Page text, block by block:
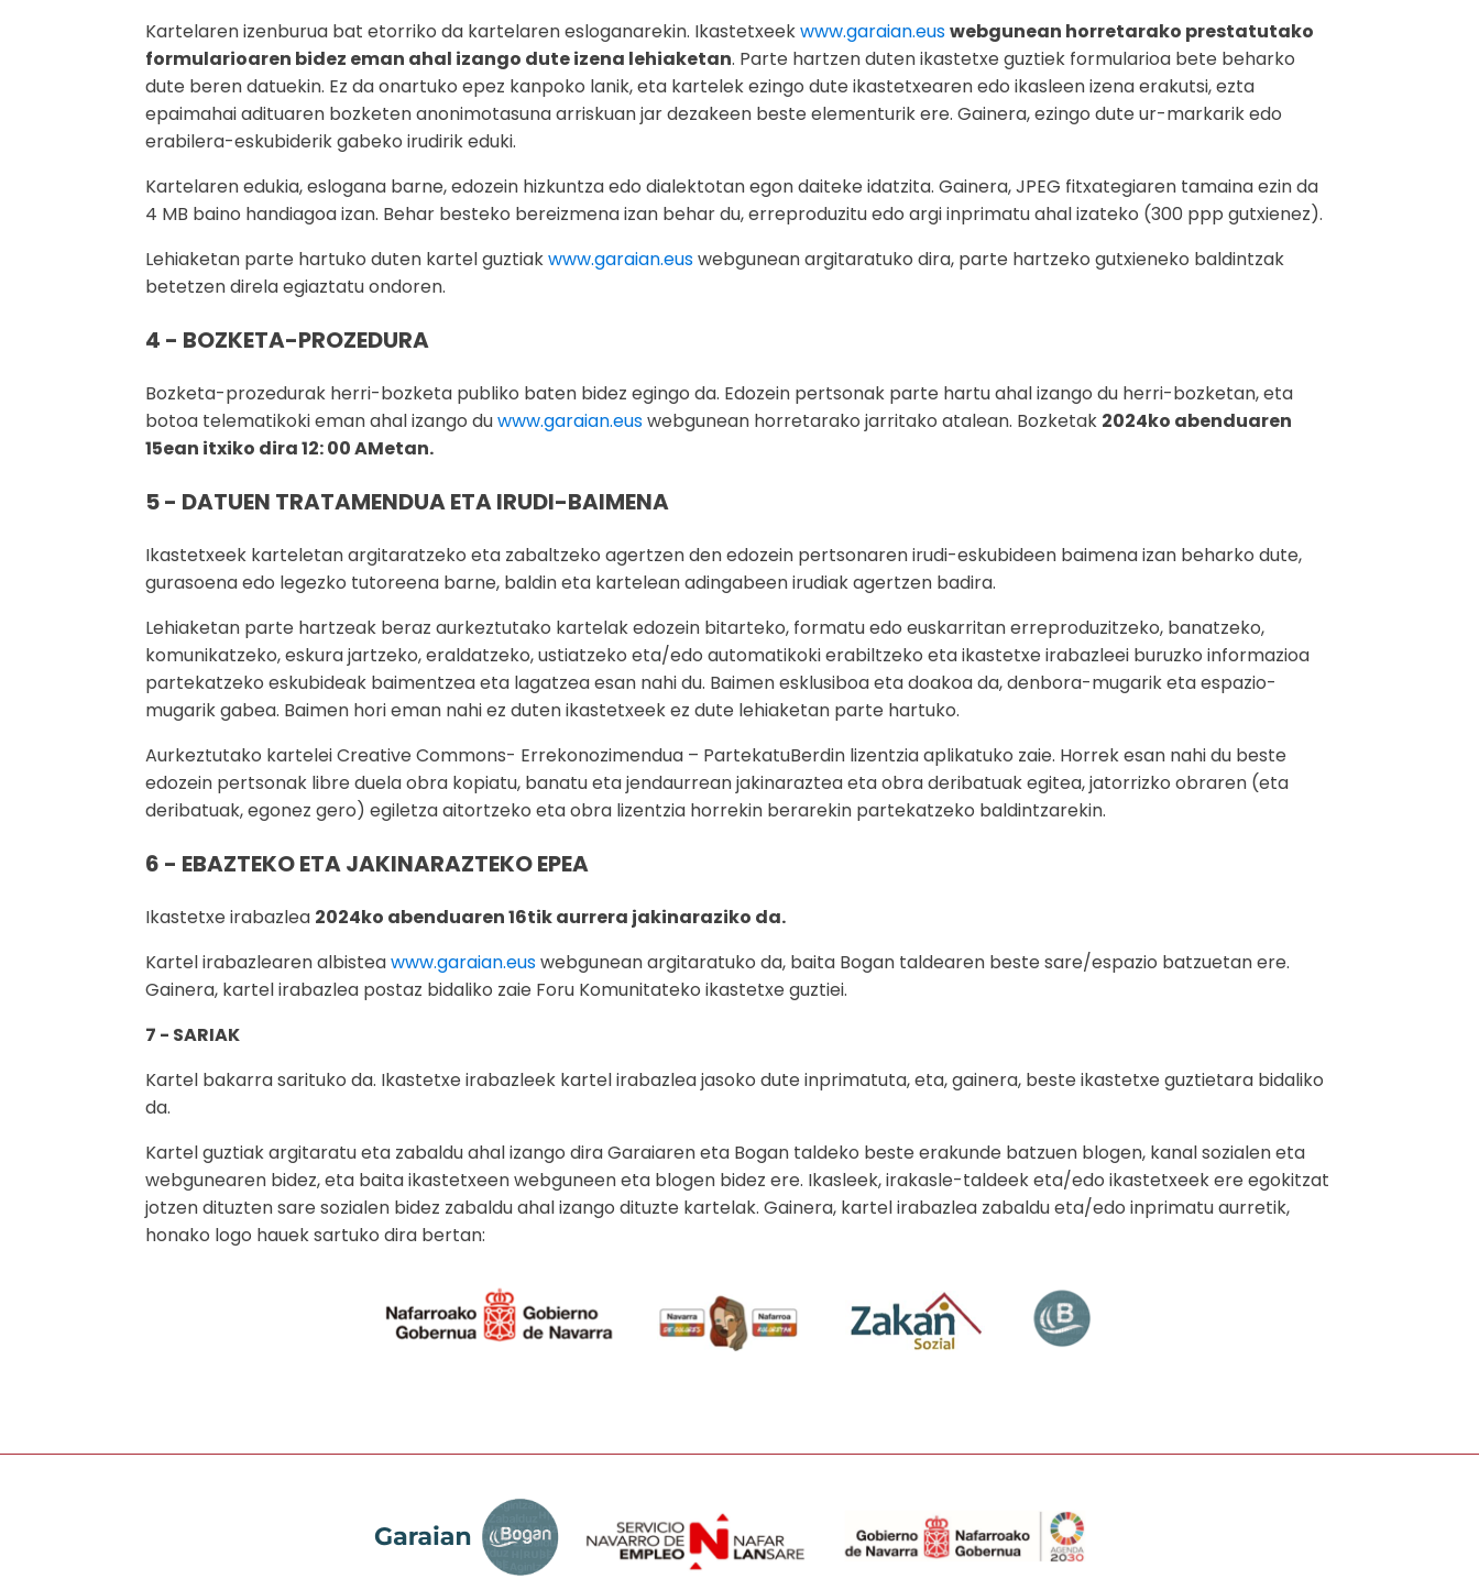
Kartelaren izenburua bat etorriko da kartelaren esloganarekin. Ikastetxeekwww.garaian.euswebgunean horretarako prestatutako
formularioaren bidez eman ahal izango dute izena lehiaketan. Parte hartzen duten ikastetxe guztiek formularioa bete beharko
dute beren datuekin. Ez da onartuko epez kanpoko lanik, eta kartelek ezingo dute ikastetxearen edo ikasleen izena erakutsi, ezta
epaimahai adituaren bozketen anonimotasuna arriskuan jar dezakeen beste elementurik ere. Gainera, ezingo dute ur-markarik edo
erabilera-eskubiderik gabeko irudirik eduki.
Kartelaren edukia, eslogana barne, edozein hizkuntza edo dialektotan egon daiteke idatzita. Gainera, JPEG fitxategiaren tamaina ezin da
4 MB baino handiagoa izan. Behar besteko bereizmena izan behar du, erreproduzitu edo argi inprimatu ahal izateko (300 ppp gutxienez).
Lehiaketan parte hartuko duten kartel guztiakwww.garaian.euswebgunean argitaratuko dira, parte hartzeko gutxieneko baldintzak
betetzen direla egiaztatu ondoren.
4 - BOZKETA-PROZEDURA
Bozketa-prozedurak herri-bozketa publiko baten bidez egingo da. Edozein pertsonak parte hartu ahal izango du herri-bozketan, eta
botoa telematikoki eman ahal izango duwww.garaian.euswebgunean horretarako jarritako atalean. Bozketak 2024ko abenduaren
15ean itxiko dira 12: 00 AMetan.
5 - DATUEN TRATAMENDUA ETA IRUDI-BAIMENA
Ikastetxeek karteletan argitaratzeko eta zabaltzeko agertzen den edozein pertsonaren irudi-eskubideen baimena izan beharko dute,
gurasoena edo legezko tutoreena barne, baldin eta kartelean adingabeen irudiak agertzen badira.
Lehiaketan parte hartzeak beraz aurkeztutako kartelak edozein bitarteko, formatu edo euskarritan erreproduzitzeko, banatzeko,
komunikatzeko, eskura jartzeko, eraldatzeko, ustiatzeko eta/edo automatikoki erabiltzeko eta ikastetxe irabazleei buruzko informazioa
partekatzeko eskubideak baimentzea eta lagatzea esan nahi du. Baimen esklusiboa eta doakoa da, denbora-mugarik eta espazio-
mugarik gabea. Baimen hori eman nahi ez duten ikastetxeek ez dute lehiaketan parte hartuko.
Aurkeztutako kartelei Creative Commons- Errekonozimendua – PartekatuBerdin lizentzia aplikatuko zaie. Horrek esan nahi du beste
edozein pertsonak libre duela obra kopiatu, banatu eta jendaurrean jakinaraztea eta obra deribatuak egitea, jatorrizko obraren (eta
deribatuak, egonez gero) egiletza aitortzeko eta obra lizentzia horrekin berarekin partekatzeko baldintzarekin.
6 - EBAZTEKO ETA JAKINARAZTEKO EPEA
Ikastetxe irabazlea 2024ko abenduaren 16tik aurrera jakinaraziko da.
Kartel irabazlearen albisteawww.garaian.euswebgunean argitaratuko da, baita Bogan taldearen beste sare/espazio batzuetan ere.
Gainera, kartel irabazlea postaz bidaliko zaie Foru Komunitateko ikastetxe guztiei.
7 - SARIAK
Kartel bakarra sarituko da. Ikastetxe irabazleek kartel irabazlea jasoko dute inprimatuta, eta, gainera, beste ikastetxe guztietara bidaliko
da.
Kartel guztiak argitaratu eta zabaldu ahal izango dira Garaiaren eta Bogan taldeko beste erakunde batzuen blogen, kanal sozialen eta
webgunearen bidez, eta baita ikastetxeen webguneen eta blogen bidez ere. Ikasleek, irakasle-taldeek eta/edo ikastetxeek ere egokitzat
jotzen dituzten sare sozialen bidez zabaldu ahal izango dituzte kartelak. Gainera, kartel irabazlea zabaldu eta/edo inprimatu aurretik,
honako logo hauek sartuko dira bertan: